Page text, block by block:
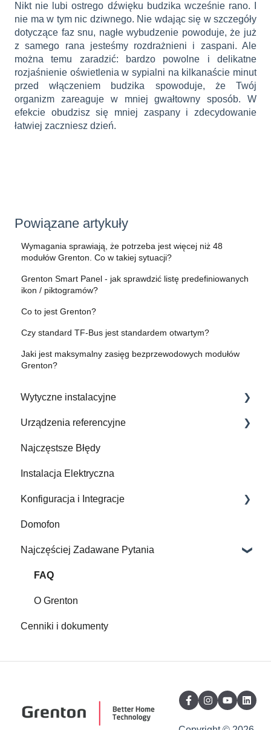
Nikt nie lubi ostrego dźwięku budzika wcześnie rano. I
nie ma w tym nic dziwnego. Nie wdając się w szczegóły
dotyczące faz snu, nagłe wybudzenie powoduje, że już
z samego rana jesteśmy rozdrażnieni i zaspani. Ale
można temu zaradzić: bardzo powolne i delikatne
rozjaśnienie oświetlenia w sypialni na kilkanaście minut
przed włączeniem budzika spowoduje, że Twój
organizm zareaguje w mniej gwałtowny sposób. W
efekcie obudzisz się mniej zaspany i zdecydowanie
łatwiej zaczniesz dzień.
Powiązane artykuły
Wymagania sprawiają, że potrzeba jest więcej niż 48
modułów Grenton. Co w takiej sytuacji?
Grenton Smart Panel - jak sprawdzić listę predefiniowanych
ikon / piktogramów?
Co to jest Grenton?
Czy standard TF-Bus jest standardem otwartym?
Jaki jest maksymalny zasięg bezprzewodowych modułów
Grenton?
Wytyczne instalacyjne
Jak Wykonać Instalację Elektryczną
Urządzenia referencyjne
Zintegrowane urządzenia
Najczęstsze Błędy
Instalacja Elektryczna
Konfiguracja i Integracje
Gate Modbus
Videoszkolenia
Aplikacje
Gate HTTP
Smart Panel
Obiekty wirtualne
Domofon
Najczęściej Zadawane Pytania
FAQ
O Grenton
Cenniki i dokumenty